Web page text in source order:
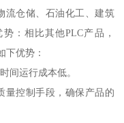
流仓储、石油化工、建筑
：相比其他PLC产品，
下优势：
间运行成本低。
量控制手段，确保产品的